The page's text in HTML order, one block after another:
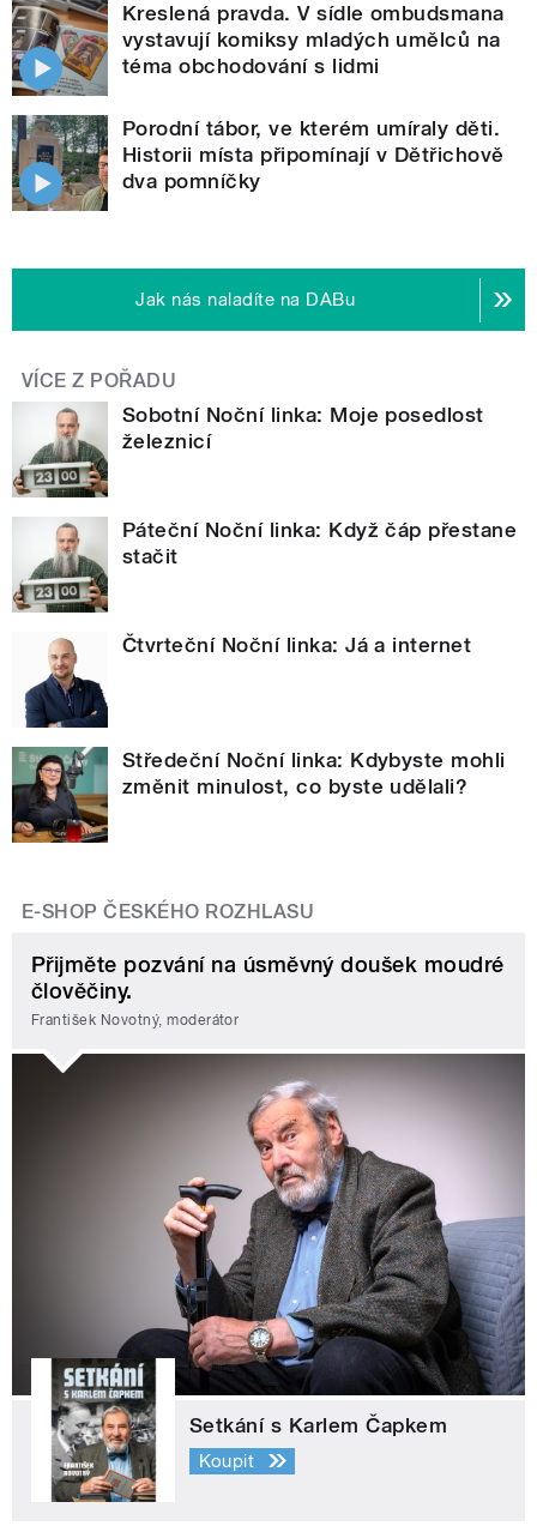
Kreslená pravda. V sídle ombudsmana
vystavují komiksy mladých umělců na
téma obchodování s lidmi
Porodní tábor, ve kterém umíraly děti.
Historii místa připomínají v Dětřichově
dva pomníčky
Jak nás naladíte na DABu
VÍCE Z POŘADU
Sobotní Noční linka: Moje posedlost
železnicí
Páteční Noční linka: Když čáp přestane
stačit
Čtvrteční Noční linka: Já a internet
Středeční Noční linka: Kdybyste mohli
změnit minulost, co byste udělali?
E-SHOP ČESKÉHO ROZHLASU
Přijměte pozvání na úsměvný doušek moudré
člověčiny.
František Novotný, moderátor
Setkání s Karlem Čapkem
Koupit